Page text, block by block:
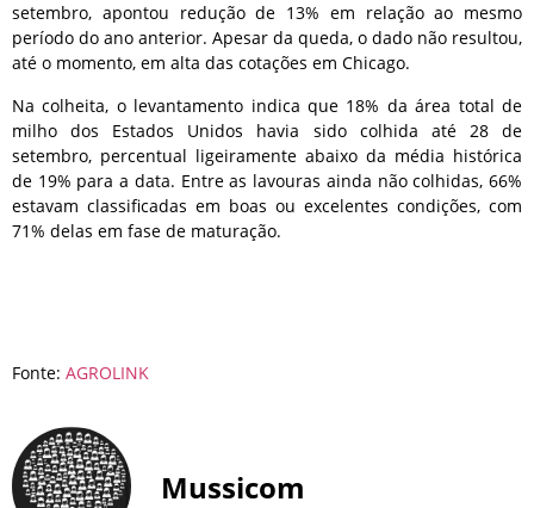
setembro, apontou redução de 13% em relação ao mesmo
período do ano anterior. Apesar da queda, o dado não resultou,
até o momento, em alta das cotações em Chicago.
Na colheita, o levantamento indica que 18% da área total de
milho dos Estados Unidos havia sido colhida até 28 de
setembro, percentual ligeiramente abaixo da média histórica
de 19% para a data. Entre as lavouras ainda não colhidas, 66%
estavam classificadas em boas ou excelentes condições, com
71% delas em fase de maturação.
Fonte: AGROLINK
Mussicom